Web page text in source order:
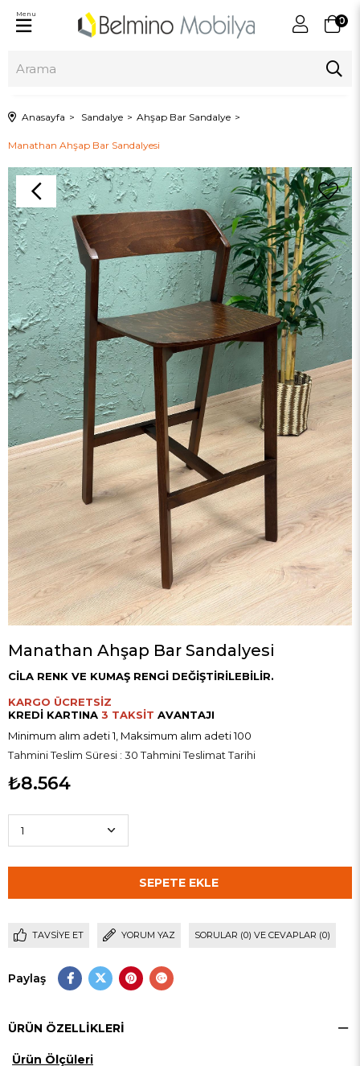
0
Menu
Anasayfa Sandalye Ahşap Bar Sandalye
Manathan Ahşap Bar Sandalyesi
Manathan Ahşap Bar Sandalyesi
CİLA RENK VE KUMAŞ RENGİ DEĞİŞTİRİLEBİLİR.
KARGO ÜCRETSİZ
KREDİ KARTINA 3 TAKSİT AVANTAJI
Minimum alım adeti 1, Maksimum alım adeti 100
Tahmini Teslim Süresi : 30 Tahmini Teslimat Tarihi
₺8.564
TAVSIYE ET YORUM YAZ SORULAR (0) VE CEVAPLAR (0)
Paylaş
ÜRÜN ÖZELLIKLERI
Ürün Ölçüleri